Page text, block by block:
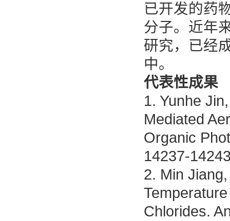
已开发的药
分子。近年
研究，已经
中。
代表性成果
1. Yunhe
Mediated
Organic
14237-
2. Min
Chlorides.